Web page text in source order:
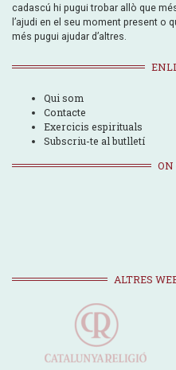
cadascú hi pugui trobar allò que
l’ajudi en el seu moment present o
més pugui ajudar d’altres.
Qui som
Contacte
Exercicis espirituals
Subscriu-te al butlletí
ON
ALTRES